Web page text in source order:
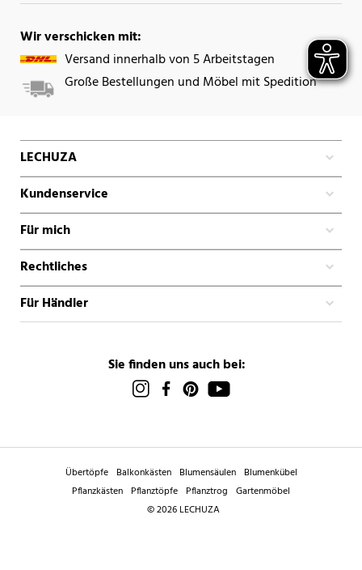
Wir verschicken mit:
Versand innerhalb von 5 Arbeitstagen
Große Bestellungen und Möbel mit Spedition
LECHUZA
Kundenservice
Für mich
Rechtliches
Für Händler
Sie finden uns auch bei:
Übertöpfe Balkonkästen Blumensäulen Blumenkübel
Pflanzkästen Pflanztöpfe Pflanztrog Gartenmöbel
© 2026 LECHUZA